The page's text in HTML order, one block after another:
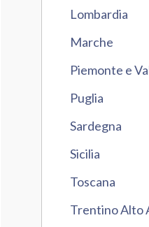
Lombardia
Marche
Piemonte e
Puglia
Sardegna
Sicilia
Toscana
Trentino Alto